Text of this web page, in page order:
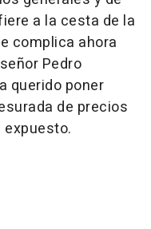
a la cesta de la
complica ahora
Pedro
querido poner
de precios